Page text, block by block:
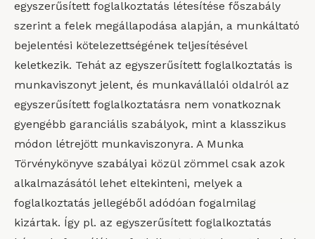
egyszerűsített foglalkoztatás létesítése főszabály
szerint a felek megállapodása alapján, a munkáltató
bejelentési kötelezettségének teljesítésével
keletkezik. Tehát az egyszerűsített foglalkoztatás is
munkaviszonyt jelent, és munkavállalói oldalról az
egyszerűsített foglalkoztatásra nem vonatkoznak
gyengébb garanciális szabályok, mint a klasszikus
módon létrejött munkaviszonyra. A Munka
Törvénykönyve szabályai közül zömmel csak azok
alkalmazásától lehet eltekinteni, melyek a
foglalkoztatás jellegéből adódóan fogalmilag
kizártak. Így pl. az egyszerűsített foglalkoztatás